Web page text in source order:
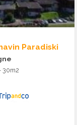
Paradiski
30m2